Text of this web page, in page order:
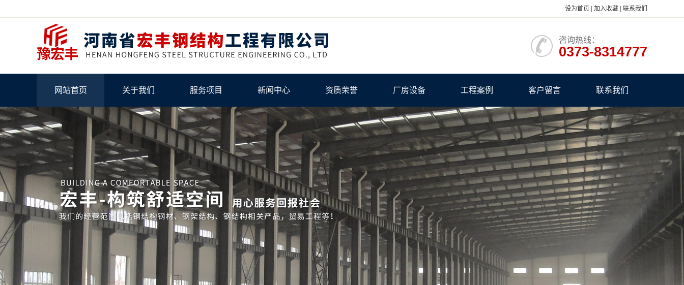
设为首页 加入收藏 联系我们
咨询热线：
0373-8314777
网站首页 关于我们 服务项目 新闻中心 资质荣誉 厂房设备 工程案例 客户留言 联系我们